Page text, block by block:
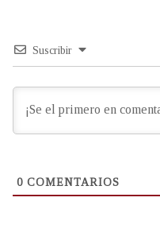
Suscribir
0 COMENTARIOS